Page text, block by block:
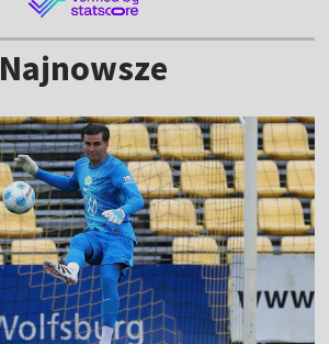
Najnowsze